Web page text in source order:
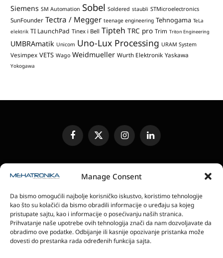
Manage Consent
Da bismo omogućili najbolje korisničko iskustvo, koristimo tehnologije
kao što su kolačići da bismo obradili informacije o uređaju sa kojeg
pristupate sajtu, kao i informacije o posećivanju naših stranica.
Prihvatanje naše upotrebe ovih tehnologija znači da nam dozvoljavate da
obradimo ove podatke. Odbijanje ili kasnije opozivanje pristanka može
dovesti do prestanka rada određenih funkcija sajta.
Siemens SM Automation Sobel Soldered staubli STMicroelectronics
SunFounder Tectra / Megger teenage engineering Tehnogama TeLa
elektrik TI LaunchPad Tinex i Bell Tipteh TRC pro Trim Triton Engineering
UMBRAmatik Unicom Uno-Lux Processing URAM System
Vesimpex VETS Wago Weidmueller Wurth Elektronik Yaskawa
Yokogawa
FacebookX
(Twitter)
InstagramLinkedIn
SLANJE JEDINICA ZA RECENZIJU
ELEKTRONSKA IZDANJA
POLITIKA PRIVATNOSTI
POLITIKA KOLAČIĆA
magazin Mehatronika - Agencija “Gomo Design”
Stanoja Glavaša 37, 26300 Vršac, Serbia